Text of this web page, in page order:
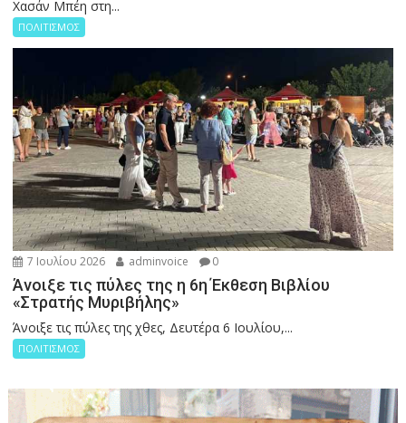
Χασάν Μπέη στη...
ΠΟΛΙΤΙΣΜΟΣ
7 Ιουλίου 2026 adminvoice 0
Άνοιξε τις πύλες της η 6η Έκθεση Βιβλίου
«Στρατής Μυριβήλης»
Άνοιξε τις πύλες της χθες, Δευτέρα 6 Ιουλίου,...
ΠΟΛΙΤΙΣΜΟΣ